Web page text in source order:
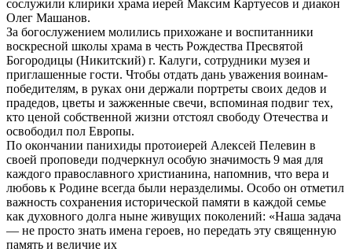
сослужили клирики храма иерей Максим Картуесов и диакон
Олег Машанов.
За богослужением молились прихожане и воспитанники
воскресной школы храма в честь Рождества Пресвятой
Богородицы (Никитский) г. Калуги, сотрудники музея и
приглашенные гости. Чтобы отдать дань уважения воинам-
победителям, в руках они держали портреты своих дедов и
прадедов, цветы и зажженные свечи, вспоминая подвиг тех,
кто ценой собственной жизни отстоял свободу Отечества и
освободил пол Европы.
По окончании панихиды протоиерей Алексей Пелевин в
своей проповеди подчеркнул особую значимость 9 мая для
каждого православного христианина, напомнив, что вера и
любовь к Родине всегда были неразделимы. Особо он отметил
важность сохранения исторической памяти в каждой семье
как духовного долга ныне живущих поколений: «Наша задача
— не просто знать имена героев, но передать эту священную
память и величие их